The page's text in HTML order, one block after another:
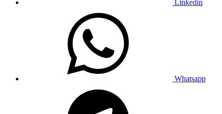
Linkedin
Whatsapp